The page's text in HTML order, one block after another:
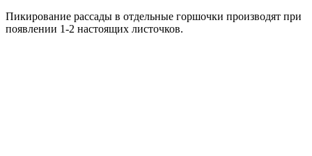
Пикирование рассады в отдельные горшочки производят при
появлении 1-2 настоящих листочков.